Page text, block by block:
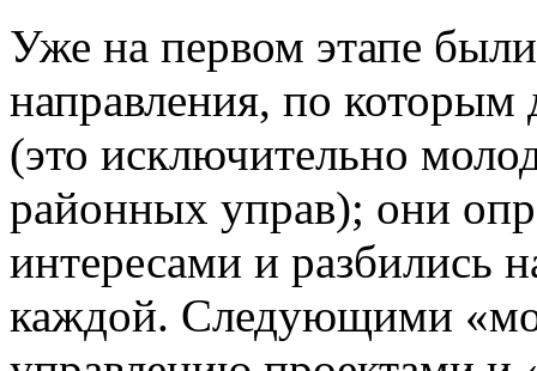
Уже на первом этапе
направления, по которым
(это исключительно
районных управ); они
интересами и разбились
каждой. Следующими